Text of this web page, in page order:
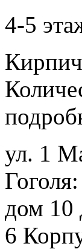
4-5
ул. 1
дом 10
6